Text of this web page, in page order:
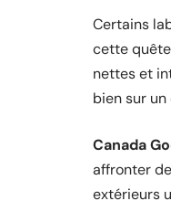
Certains
cette
nettes et
bien sur un
Canada
affronter
extérieurs